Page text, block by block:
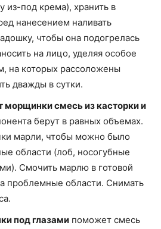
из-под крема), хранить в
нанесением наливать
чтобы она подогрелась
на лицо, уделяя особое
на которых рассоложены
дважды в сутки.
морщинки смесь из касторки и
берут в равных объемах.
марли, чтобы можно было
области (лоб, носогубные
Смочить марлю в готовой
проблемные области. Снимать
под глазами поможет смесь